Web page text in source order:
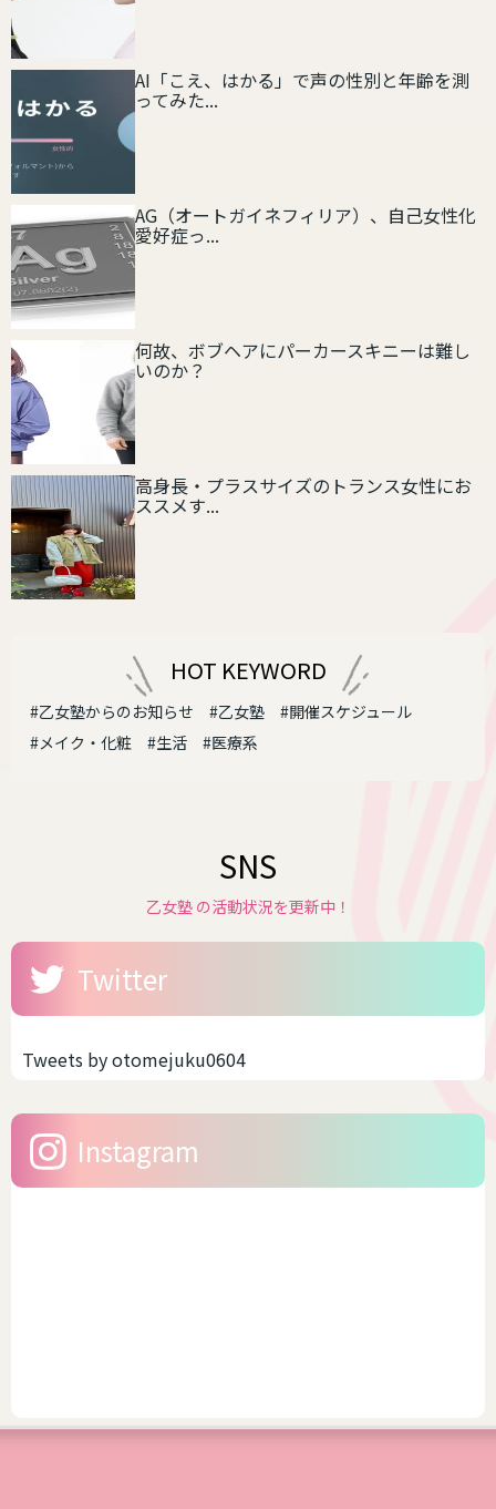
AI「こえ、はかる」で声の性別と年齢を測
ってみた...
AG（オートガイネフィリア）、自己女性化
愛好症っ...
何故、ボブヘアにパーカースキニーは難し
いのか？
高身長・プラスサイズのトランス女性にお
ススメす...
HOT KEYWORD
#乙女塾からのお知らせ #乙女塾
#開催スケジュール
#メイク・化粧
#生活 #医療系
SNS
乙女塾 の活動状況を更新中！
Twitter
Tweets by otomejuku0604
Instagram